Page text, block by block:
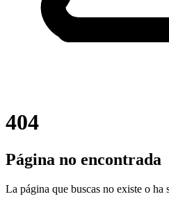
404
Página no encontrada
La página que buscas no existe o ha